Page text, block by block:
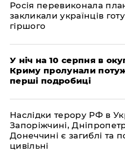
Росія перевиконала
закликали українців
гіршого
У ніч на 10 серпня в
Криму пролунали
перші подробиці
Наслідки терору РФ в
Запоріжчині,
Донеччині є загиблі та
цивільні